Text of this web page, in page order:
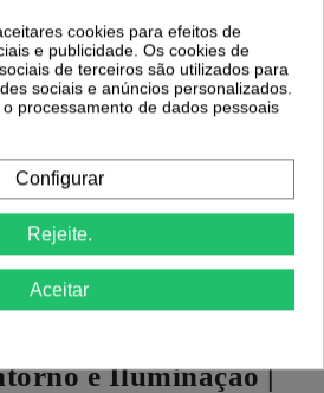
-50%
Precision Concealer Catrice HD Liquid
Coverage Corretor Rose Beige 020
Comprar
de
e Iluminação |
cookies para efeitos de
e publicidade. Os cookies de
de terceiros são utilizados para
sociais e anúncios personalizados.
processamento de dados pessoais
Configurar
Rejeite.
Aceitar